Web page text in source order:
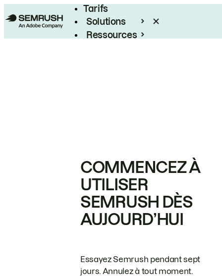
Tarifs
Solutions
Ressources
COMMENCEZ À
UTILISER
SEMRUSH DÈS
AUJOURD’HUI
Essayez Semrush pendant sept
jours. Annulez à tout moment.